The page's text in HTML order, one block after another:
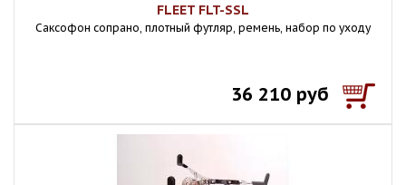
FLEET FLT-SSL
Саксофон сопрано, плотный футляр, ремень, набор по уходу
36 210 руб